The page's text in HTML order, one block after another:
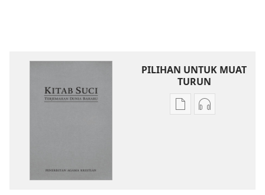
PILIHAN UNTUK MUAT
TURUN
PilihanPilihan